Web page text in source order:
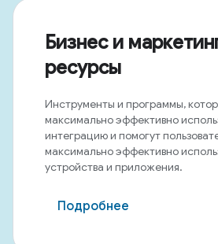
Бизнес и
ресурсы
Инструменты и программы,
максимально эффективно
интеграцию и помогут
максимально эффективно
устройства и приложения.
Подробнее